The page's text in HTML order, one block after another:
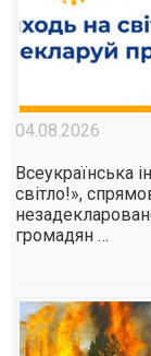
04.08.2026
Всеукраїнська
світло!»,
громадян …